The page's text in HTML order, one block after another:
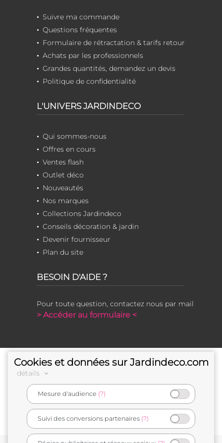
Suivre ma commande
Questions fréquentes
Formulaire de rétractation & tarifs retour
Achats par les professionnels
Grandes quantités, demandez un devis
Politique de confidentialité
L'UNIVERS JARDINDECO
Qui sommes-nous
Offres en cours
Ventes flash
Outlet déco
Nouveautés
Nos marques
Collections Jardindeco
Conseils décoration & jardin
Devenir fournisseur
Plan du site
BESOIN D'AIDE ?
Pour toute question, contactez nous par mail
> Accéder au formulaire <
e-commerçant français
Cookies et données sur Jardindeco.com
détails
Mesure d'audience (?)
Suivi des conversions partenaires (?)